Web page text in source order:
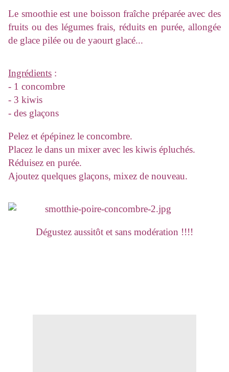
Le smoothie est une boisson fraîche préparée avec des
fruits ou des légumes frais, réduits en purée, allongée
de glace pilée ou de yaourt glacé...
Ingrédients :
- 1 concombre
- 3 kiwis
- des glaçons
Pelez et épépinez le concombre.
Placez le dans un mixer avec les kiwis épluchés.
Réduisez en purée.
Ajoutez quelques glaçons, mixez de nouveau.
Dégustez aussitôt et sans modération !!!!